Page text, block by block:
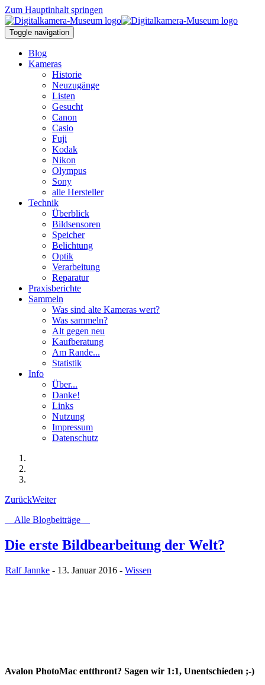
Zum Hauptinhalt springen
Toggle navigation
Blog
Kameras
Historie
Neuzugänge
Listen
Gesucht
Canon
Casio
Fuji
Kodak
Nikon
Olympus
Sony
alle Hersteller
Technik
Überblick
Bildsensoren
Speicher
Belichtung
Optik
Verarbeitung
Reparatur
Praxisberichte
Sammeln
Was sind alte Kameras wert?
Was sammeln?
Alt gegen neu
Kaufberatung
Am Rande...
Statistik
Info
Über...
Danke!
Links
Nutzung
Impressum
Datenschutz
ZurückWeiter
Alle Blogbeiträge
Die erste Bildbearbeitung der Welt?
Ralf Jannke - 13. Januar 2016 - Wissen
Avalon PhotoMac entthront? Sagen wir 1:1, Unentschieden ;-)